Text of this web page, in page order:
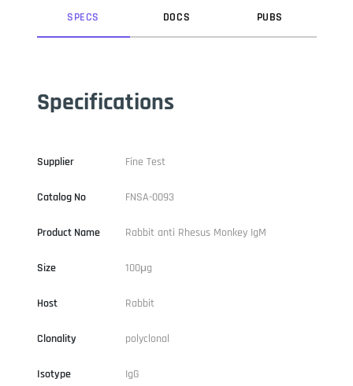
SPECS DOCS PUBS
Specifications
Supplier Fine Test
Catalog No FNSA-0093
Product Name Rabbit anti Rhesus Monkey IgM
Size 100μg
Host Rabbit
Clonality polyclonal
Isotype IgG